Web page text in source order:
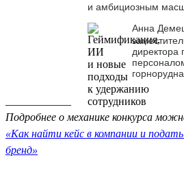
и амбициозным
Анна
директора
Подробнее о механике конкурса
«Как найти кейс в компании и
бренд»